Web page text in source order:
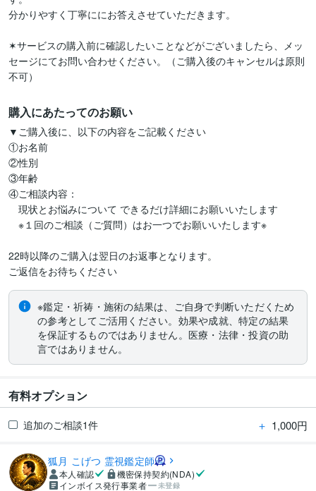
分かりやすく丁寧ににお答えさせていただきます。
✶サービスの購入前に確認したいことなどがございましたら、メッ
セージにてお問い合わせください。（ご購入後のキャンセルは原則
購入にあたってのお願い
▼ご購入後に、以下の内容をご記載ください
①お名前
②性別
③年齢
④ご相談内容：
現状とお悩みについて できるだけ詳細にお願いいたします
※１回のご相談（ご質問）はお一つでお願いいたします※
22時以降のご購入は翌日のお返事となります。
ご返信をお待ちください
※鑑定・祈祷・施術の結果は、ご自身で判断いただくため
の参考としてご活用ください。効果や成就、特定の結果
を保証するものではありません。医療・法律・投資の助
言ではありません。
有料オプション
追加のご相談1件 ＋ 1,000円
狐月 こげつ 霊視鑑定師
本人確認
機密保持契約(NDA)
インボイス発行事業者
未登録